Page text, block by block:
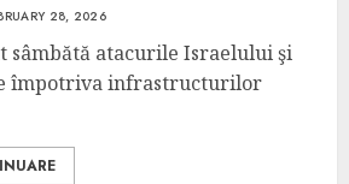
28, 2026
sâmbătă atacurile Israelului şi
împotriva infrastructurilor